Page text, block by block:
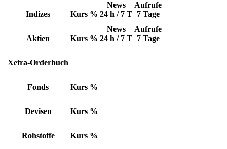
Indizes Kurs %
News
24 h / 7 T
Aufrufe
7 Tage
Aktien Kurs %
News
24 h / 7 T
Aufrufe
7 Tage
Xetra-Orderbuch
Fonds Kurs %
Devisen Kurs %
Rohstoffe Kurs %